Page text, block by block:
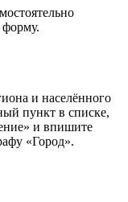
форму.
и населённого
пункт в списке,
и впишите
«Город».